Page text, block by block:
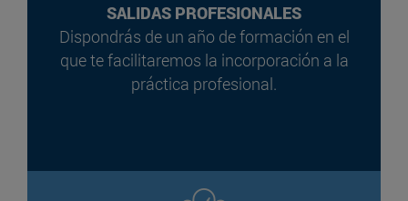
SALIDAS PROFESIONALES
Dispondrás de un año de formación en el
que te facilitaremos la incorporación a la
práctica profesional.